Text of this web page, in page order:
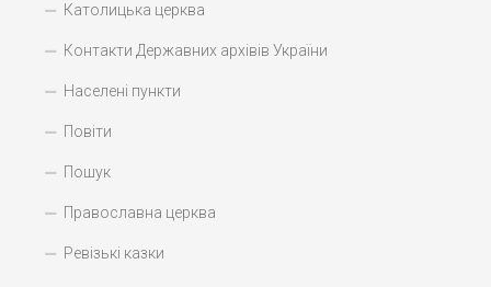
Католицька церква
Контакти Державних архівів України
Населені пункти
Повіти
Пошук
Православна церква
Ревізькі казки